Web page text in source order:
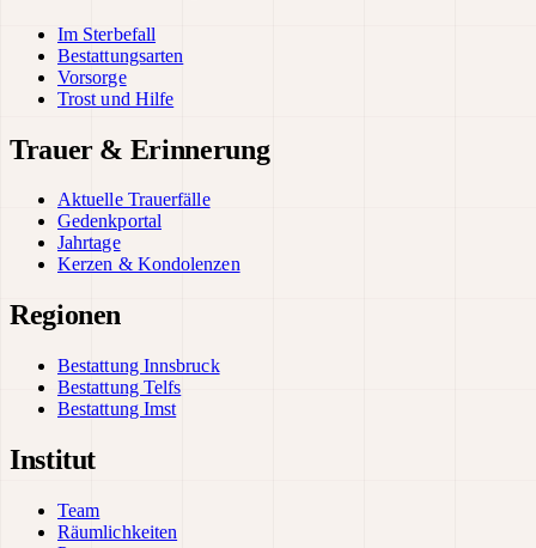
Im Sterbefall
Bestattungsarten
Vorsorge
Trost und Hilfe
Trauer & Erinnerung
Aktuelle Trauerfälle
Gedenkportal
Jahrtage
Kerzen & Kondolenzen
Regionen
Bestattung Innsbruck
Bestattung Telfs
Bestattung Imst
Institut
Team
Räumlichkeiten